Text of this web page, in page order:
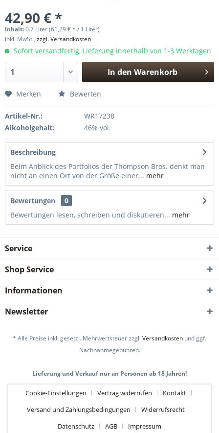
42,90 € *
Inhalt:0.7 Liter (61,29 € * / 1 Liter)
inkl. MwSt., zzgl. Versandkosten
Sofort versandfertig, Lieferung innerhalb von 1-3 Werktagen
In den Warenkorb
Merken Bewerten
Artikel-Nr.:
WR17238
Alkoholgehalt:
46% vol.
Beschreibung
Beim Anblick des Portfolios der Thompson Bros. denkt man
nicht an einen Ort von der Größe einer... mehr
Bewertungen
0
Bewertungen lesen, schreiben und diskutieren... mehr
Service
Shop Service
Informationen
Newsletter
* Alle Preise inkl. gesetzl. Mehrwertsteuer zzgl.Versandkosten und ggf.
Nachnahmegebühren.
Lieferung und Verkauf nur an Personen ab 18 Jahren!
Cookie-Einstellungen Vertrag widerrufen
Kontakt
Versand und Zahlungsbedingungen
Widerrufsrecht
Datenschutz
AGB Impressum